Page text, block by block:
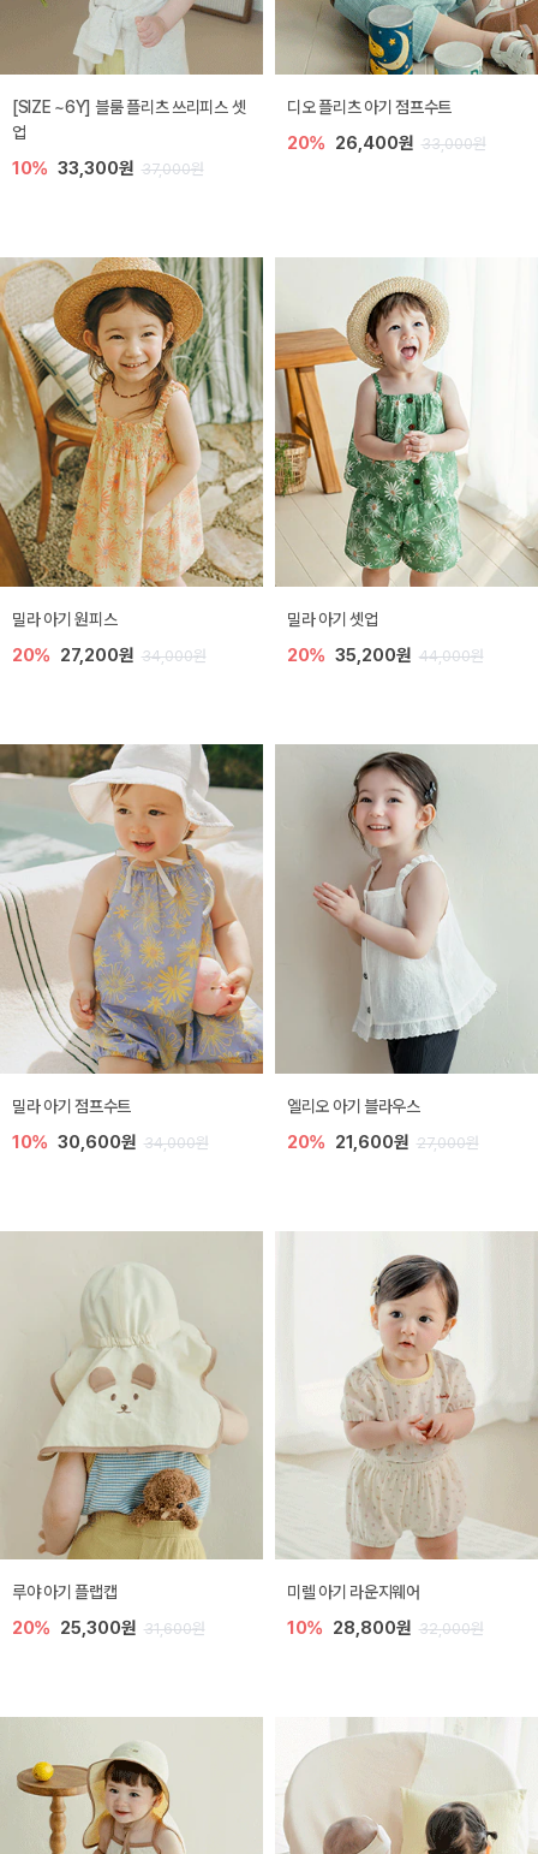
[SIZE ~6Y] 블룸 플리츠 쓰리피스 셋
업
10% 33,300원 37,000원
디오 플리츠 아기 점프수트
20% 26,400원 33,000원
밀라 아기 원피스
20% 27,200원 34,000원
밀라 아기 셋업
20% 35,200원 44,000원
밀라 아기 점프수트
10% 30,600원 34,000원
엘리오 아기 블라우스
20% 21,600원 27,000원
루야 아기 플랩캡
20% 25,300원 31,600원
미렐 아기 라운지웨어
10% 28,800원 32,000원